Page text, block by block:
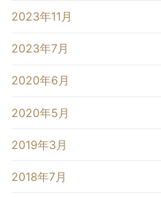
2023年11月
2023年7月
2020年6月
2020年5月
2019年3月
2018年7月